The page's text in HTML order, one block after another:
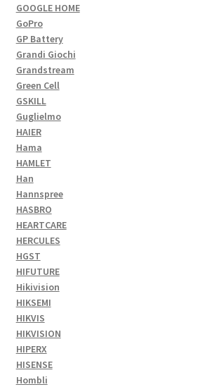
GOOGLE HOME
GoPro
GP Battery
Grandi Giochi
Grandstream
Green Cell
GSKILL
Guglielmo
HAIER
Hama
HAMLET
Han
Hannspree
HASBRO
HEARTCARE
HERCULES
HGST
HIFUTURE
Hikivision
HIKSEMI
HIKVIS
HIKVISION
HIPERX
HISENSE
Hombli